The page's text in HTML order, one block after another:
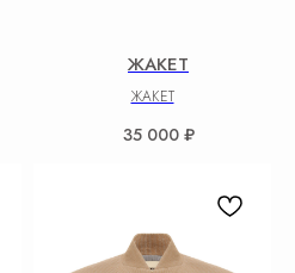
ЖАКЕТ
ЖАКЕТ
35 000 ₽